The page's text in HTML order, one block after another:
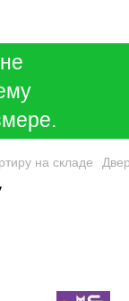
на складе